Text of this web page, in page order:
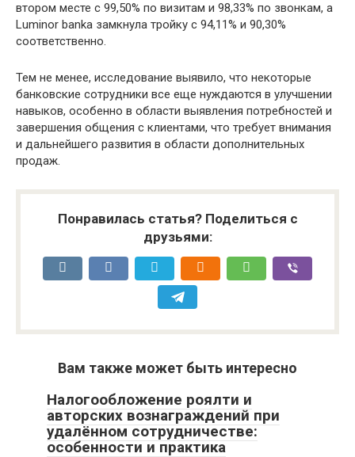
втором месте с 99,50% по визитам и 98,33% по звонкам, а
Luminor banka замкнула тройку с 94,11% и 90,30%
соответственно.
Тем не менее, исследование выявило, что некоторые
банковские сотрудники все еще нуждаются в улучшении
навыков, особенно в области выявления потребностей и
завершения общения с клиентами, что требует внимания
и дальнейшего развития в области дополнительных
продаж.
Понравилась статья? Поделиться с
друзьями:
Вам также может быть интересно
Налогообложение роялти и
авторских вознаграждений при
удалённом сотрудничестве:
особенности и практика